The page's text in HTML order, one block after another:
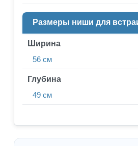
Размеры ниши для
Ширина
56 см
Глубина
49 см